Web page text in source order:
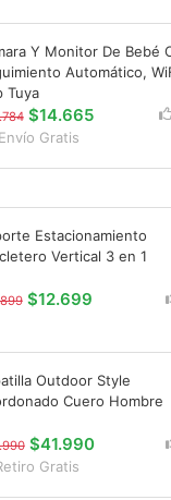
Y Monitor De Bebé
Automático,
Tuya
$14.665
Gratis
Estacionamiento
Vertical 3 en 1
$12.699
Outdoor Style
Cuero Hombre
$41.990
Gratis